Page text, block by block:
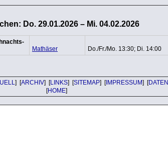
Do. 29.01.2026 – Mi. 04.02.2026
Mathäser Do./Fr./Mo. 13:30; Di. 14:00
] [ARCHIV] [LINKS] [SITEMAP] [IMPRESSUM] [
[HOME]